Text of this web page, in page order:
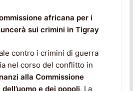
africana per i
sui crimini in Tigray
contro i crimini di guerra
nel corso del conflitto in
alla Commissione
e dei popoli. La